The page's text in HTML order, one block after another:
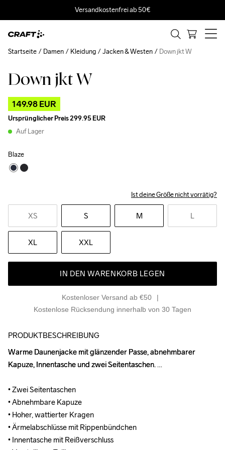
Versandkostenfrei ab 50€
Down jkt W
149.98 EUR
Ursprünglicher Preis299.95 EUR
Auf Lager
Blaze
Ist deine Größe nicht vorrätig?
XS S M L
XL XXL
IN DEN WARENKORB LEGEN
Kostenloser Versand ab €50
Kostenlose Rücksendung innerhalb von 30 Tagen
Startseite Damen Kleidung Jacken & Westen Down jkt W
Outlet
PRODUKTBESCHREIBUNG
Warme Daunenjacke mit glänzender Passe, abnehmbarer
Kapuze, Innentasche und zwei Seitentaschen.
• Zwei Seitentaschen
• Abnehmbare Kapuze
• Hoher, wattierter Kragen
• Ärmelabschlüsse mit Rippenbündchen
• Innentasche mit Reißverschluss
Warme Daunenjacke mit glänzender Passe, abnehmbarer
Kapuze, Innentasche und zwei Seitentaschen.
• Zwei Seitentaschen
• Abnehmbare Kapuze
• Hoher, wattierter Kragen
• Ärmelabschlüsse mit Rippenbündchen
• Innentasche mit Reißverschluss